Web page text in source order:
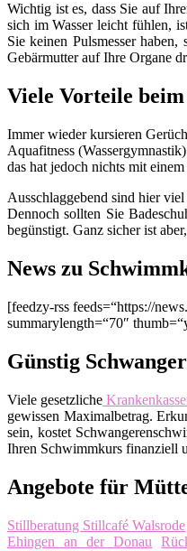
Wichtig ist es, dass Sie auf
sich im Wasser leicht fühlen,
Sie keinen Pulsmesser
Gebärmutter auf Ihre Organe
Viele Vorteile
Immer wieder kursieren
Aquafitness
das hat jedoch nichts mit
Ausschlaggebend sind hier
Dennoch sollten Sie
begünstigt. Ganz sicher ist
News zu
[feedzy-rss feeds=“https://
summarylength=“70″
Günstig
Viele gesetzliche
gewissen Maximalbetrag.
sein, kostet
Ihren Schwimmkurs finanziell
Angebote für
Stillberatung Stillcafé Walsrode
Ehingen an der Donau